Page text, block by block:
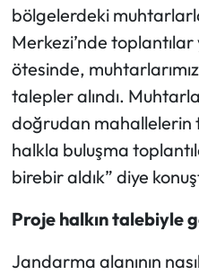
bölgelerdeki
Merkezi’nde toplantılar
ötesinde,
talepler alındı.
doğrudan
halkla buluşma
birebir aldık” diye
Proje halkın talebiyle
Jandarma alanının